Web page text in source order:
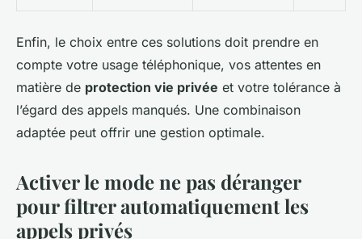
Enfin, le choix entre ces solutions doit prendre en
compte votre usage téléphonique, vos attentes en
matière de protection vie privée et votre tolérance à
l’égard des appels manqués. Une combinaison
adaptée peut offrir une gestion optimale.
Activer le mode ne pas déranger
pour filtrer automatiquement les
appels privés